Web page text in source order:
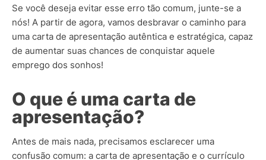
Se você deseja evitar esse erro tão comum, junte-se a
nós! A partir de agora, vamos desbravar o caminho para
uma carta de apresentação autêntica e estratégica, capaz
de aumentar suas chances de conquistar aquele
emprego dos sonhos!
O que é uma carta de
apresentação?
Antes de mais nada, precisamos esclarecer uma
confusão comum: a carta de apresentação e o currículo